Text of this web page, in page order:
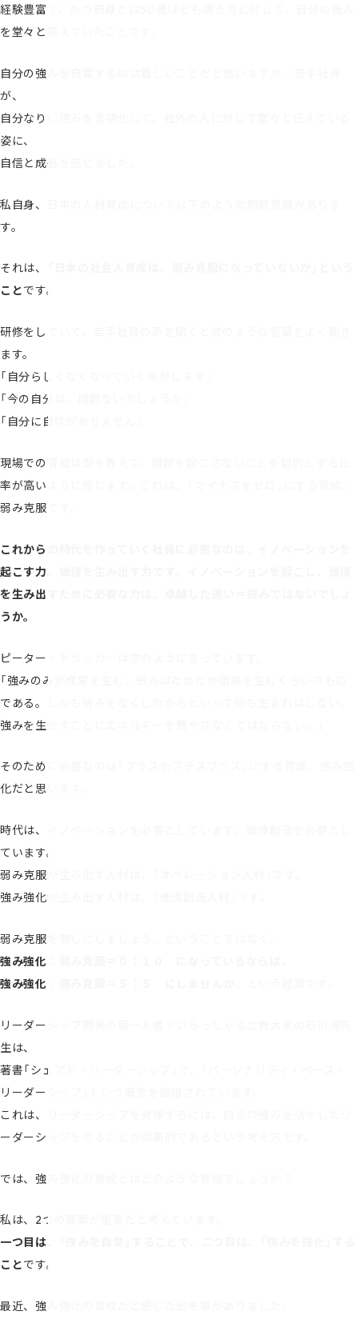
経験豊富で、かつ自身とは50歳ほども違う方に対して、自分の強み
を堂々と答えていたことです。
自分の強みを自覚するのは難しいことだと思いますが、若手社員
が、
自分なりに強みを言語化して、社外の人に対して堂々と伝えている
姿に、
自信と成長を感じました。
私自身、日本の人材育成について以下のような問題意識がありま
す。
それは、
ことです。
研修をしていて、若手社員の声を聞くと次のような言葉をよく聞き
ます。
「自分らしくなくなっていく気がします」
「今の自分は、問題ないでしょうか」
「自分に自信がありません」
現場での育成は型を教えて、問題を起こさないことを目的とする比
率が高いように感じます。これは、「マイナスをゼロ」にする育成。
弱み克服です。
これからの時代を作っていく社員に必要なのは、イノベーションを
起こす力、価値を生み出す力です。イノベーションを起こし、価値
を生み出すために必要な力は、卓越した違い＝強みではないでしょ
うか。
ピーター・ドラッカーは次のように言っています。
「強みのみが成果を生む。弱みはたかだか頭痛を生むくらいのもの
である。しかも弱みをなくしたからといって何も生まれはしない。
強みを生かすことにエネルギーを費やさなくてはならない。」
そのために必要なのは「プラスをプラスプラス」にする育成、強み強
化だと思います。
時代は、イノベーションを必要としています。価値創造を必要とし
ています。
弱み克服が生み出す人材は、「オペレーション人材」です。
強み強化が生み出す人材は、「価値創造人材」です。
弱み克服を無しにしましょう、ということではなく、
強み強化：弱み克服＝０：１０ になっているならば、
強み強化：弱み克服＝５：５ にしませんか
リーダーシップ開発の第一人者でいらっしゃる立教大学の石川淳先
生は、
著書「シェアド・リーダーシップ」で、「パーソナリティ・ベース・
リーダーシップ」という概念を提唱されています。
これは、リーダーシップを発揮するには、自らの強みを活かしたリ
ーダーシップをとることが効果的であるという考え方です。
では、強み強化の育成とはどのような育成でしょうか？
私は、2つの要素が重要だと考えています。
一つ目は、「強みを自覚」することで、二つ目は、「強みを強化」する
ことです。
最近、強み強化の育成だと感じた出来事がありました。